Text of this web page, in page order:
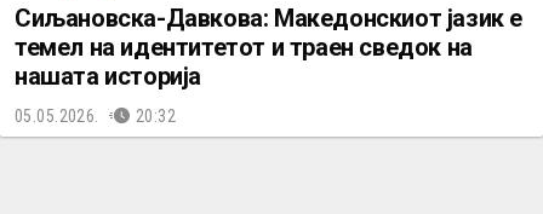
Сиљановска-Давкова: Македонскиот јазик е
темел на идентитетот и траен сведок на
нашата историја
05.05.2026. 20:32